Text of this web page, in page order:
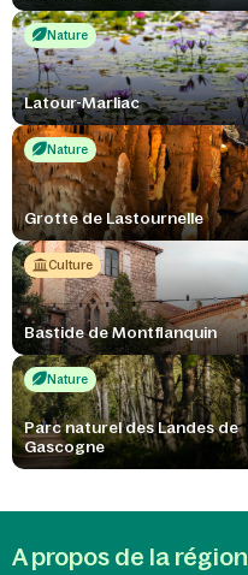
Nature
Latour-Marliac
Nature
Grotte de Lastournelle
Culture
Bastide de Montflanquin
Nature
Parc naturel des Landes de
Gascogne
A propos de la région